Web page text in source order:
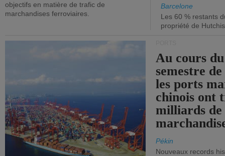
objectifs en matière de trafic de
marchandises ferroviaires.
Barcelone
Les 60 % restants
propriété de
Au cours
semestre
les ports
chinois ont
milliards de
Pékin
Nouveaux records